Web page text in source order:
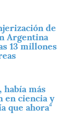
de
Argentina
13 millones
había más
en ciencia y
que ahora"